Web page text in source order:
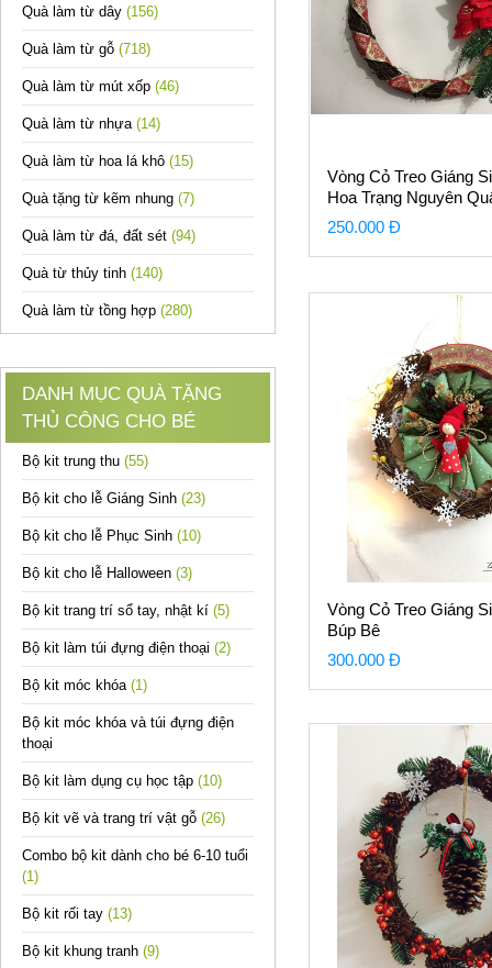
Quà làm từ dây (156)
Quà làm từ gỗ (718)
Quà làm từ mút xốp (46)
Quà làm từ nhựa (14)
Quà làm từ hoa lá khô (15)
Quà tặng từ kẽm nhung (7)
Quà làm từ đá, đất sét (94)
Quà từ thủy tinh (140)
Quà làm từ tồng hợp (280)
DANH MỤC QUÀ TẶNG
THỦ CÔNG CHO BÉ
Bộ kit trung thu (55)
Bộ kit cho lễ Giáng Sinh (23)
Bộ kit cho lễ Phục Sinh (10)
Bộ kit cho lễ Halloween (3)
Bộ kit trang trí sổ tay, nhật kí (5)
Bộ kit làm túi đựng điện thoại (2)
Bộ kit móc khóa (1)
Bộ kit móc khóa và túi đựng điện
thoại
Bộ kit làm dụng cụ học tập (10)
Bộ kit vẽ và trang trí vật gỗ (26)
Combo bộ kit dành cho bé 6-10 tuổi
(1)
Bộ kit rối tay (13)
Bộ kit khung tranh (9)
Vòng Cỏ Treo Giáng
Hoa Trạng Nguyên
Ruy Băng Vàng Đỏ
250.000 Đ
Vòng Cỏ Treo Giáng
Búp Bê
300.000 Đ